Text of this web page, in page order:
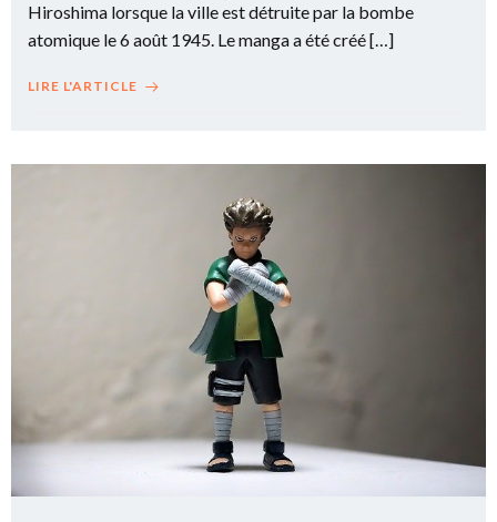
Hiroshima lorsque la ville est détruite par la bombe
atomique le 6 août 1945. Le manga a été créé […]
LIRE L'ARTICLE